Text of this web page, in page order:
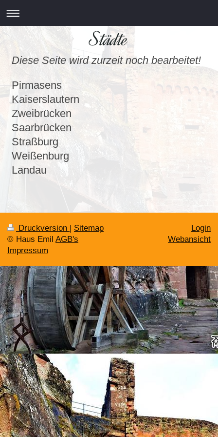
Städte
Diese Seite wird zurzeit noch bearbeitet!
Pirmasens
Kaiserslautern
Zweibrücken
Saarbrücken
Straßburg
Weißenburg
Landau
Druckversion | Sitemap
© Haus Emil AGB's
Impressum
Login
Webansicht